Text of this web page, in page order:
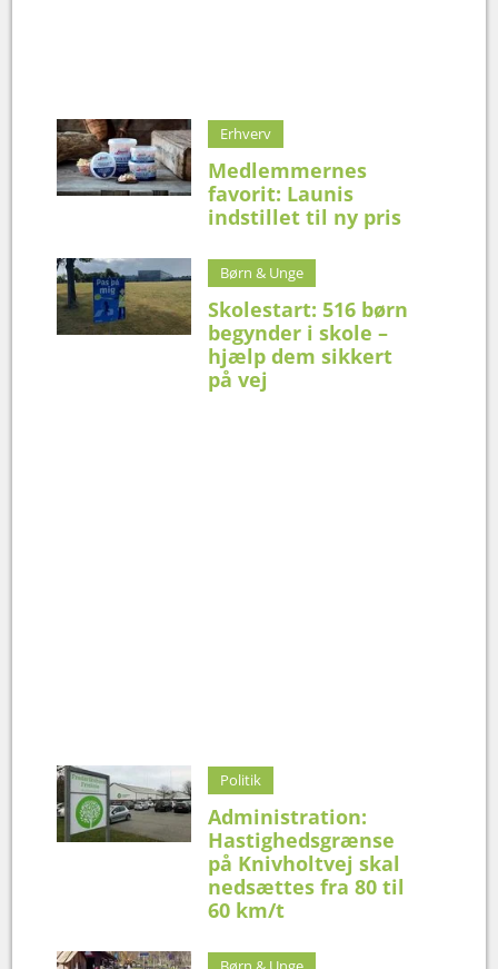
Erhverv
Medlemmernes
favorit: Launis
indstillet til ny pris
Børn & Unge
Skolestart: 516 børn
begynder i skole –
hjælp dem sikkert
på vej
Politik
Administration:
Hastighedsgrænse
på Knivholtvej skal
nedsættes fra 80 til
60 km/t